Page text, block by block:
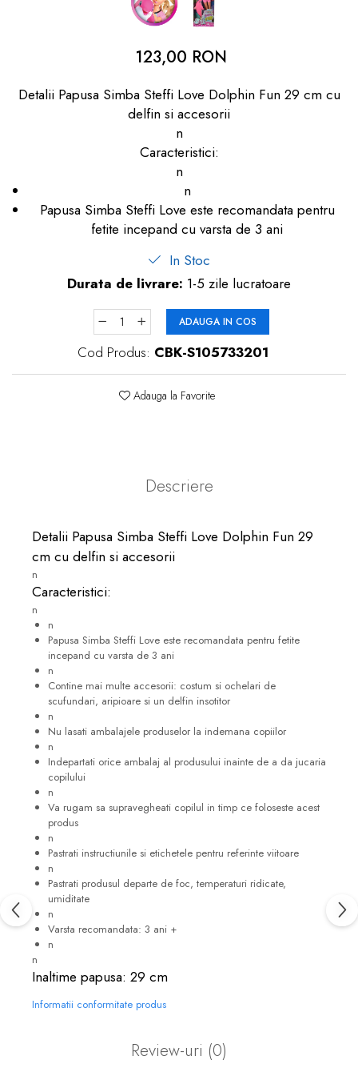
123,00 RON
Detalii Papusa Simba Steffi Love Dolphin Fun 29 cm cu
delfin si accesorii
n
Caracteristici:
n
n
Papusa Simba Steffi Love este recomandata pentru
fetite incepand cu varsta de 3 ani
In Stoc
Durata de livrare: 1-5 zile lucratoare
ADAUGA IN COS
Cod Produs: CBK-S105733201
Adauga la Favorite
Descriere
Detalii Papusa Simba Steffi Love Dolphin Fun 29
cm cu delfin si accesorii
n
Caracteristici:
n
n
Papusa Simba Steffi Love este recomandata pentru fetite
incepand cu varsta de 3 ani
n
Contine mai multe accesorii: costum si ochelari de
scufundari, aripioare si un delfin insotitor
n
Nu lasati ambalajele produselor la indemana copiilor
n
Indepartati orice ambalaj al produsului inainte de a da jucaria
copilului
n
Va rugam sa supravegheati copilul in timp ce foloseste acest
produs
n
Pastrati instructiunile si etichetele pentru referinte viitoare
n
Pastrati produsul departe de foc, temperaturi ridicate,
umiditate
n
Varsta recomandata: 3 ani +
n
n
Inaltime papusa: 29 cm
Informatii conformitate produs
Review-uri (0)